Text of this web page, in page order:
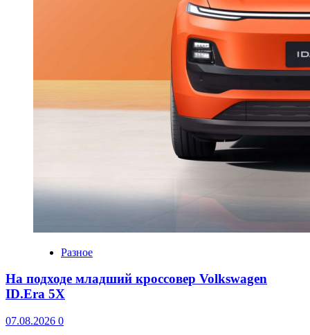
Разное
На подходе младший кроссовер Volkswagen
ID.Era 5X
07.08.2026 0